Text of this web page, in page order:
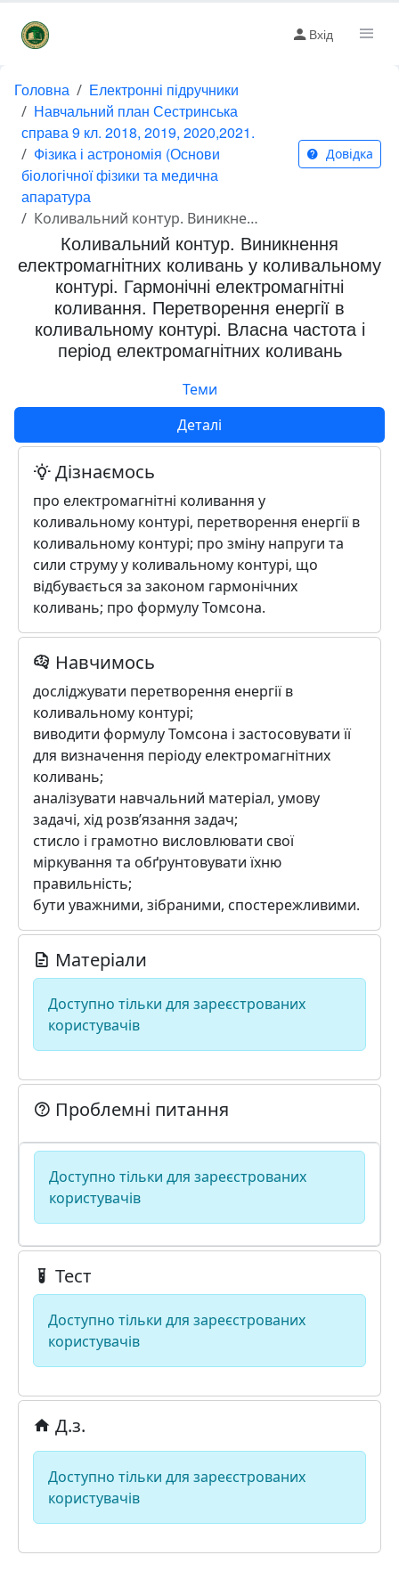
Вхід
Головна
Електронні підручники
Навчальний план Сестринська
справа 9 кл. 2018, 2019, 2020,2021.
Фізика і астрономія (Основи
біологічної фізики та медична
апаратура
Коливальний контур. Виникнення електромагнітних коливань у коливальному контурі. Гармонічні електромагнітні коливання. Перетворення енергії в коливальному контурі. Власна частота і період електромагнітних коливань
Довідка
Коливальний контур. Виникнення
електромагнітних коливань у коливальному
контурі. Гармонічні електромагнітні
коливання. Перетворення енергії в
коливальному контурі. Власна частота і
період електромагнітних коливань
Теми
Деталі
Дізнаємось
про електромагнітні коливання у
коливальному контурі, перетворення енергії в
коливальному контурі; про зміну напруги та
сили струму у коливальному контурі, що
відбувається за законом гармонічних
коливань; про формулу Томсона.
Навчимось
досліджувати перетворення енергії в
коливальному контурі;
виводити формулу Томсона і застосовувати її
для визначення періоду електромагнітних
коливань;
аналізувати навчальний матеріал, умову
задачі, хід розв’язання задач;
стисло і грамотно висловлювати свої
міркування та обґрунтовувати їхню
правильність;
бути уважними, зібраними, спостережливими.
Матеріали
Доступно тільки для зареєстрованих
користувачів
Проблемні питання
Доступно тільки для зареєстрованих
користувачів
Тест
Доступно тільки для зареєстрованих
користувачів
Д.з.
Доступно тільки для зареєстрованих
користувачів